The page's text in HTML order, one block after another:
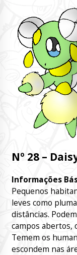
Nº 28 –
Informações
Pequenos
leves como
distâncias.
campos abertos,
Temem os
escondem nas